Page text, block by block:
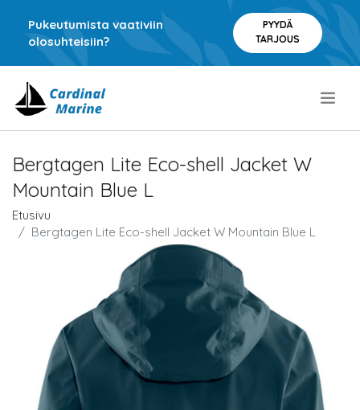
Pukeutumista vaativiin
olosuhteisiin?
PYYDÄ
TARJOUS
Bergtagen Lite Eco-shell Jacket W
Mountain Blue L
Etusivu
Bergtagen Lite Eco-shell Jacket W Mountain Blue L